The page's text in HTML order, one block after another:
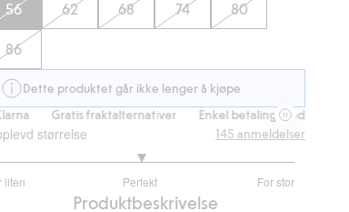
56 62 68 74 80
86
Dette produktet går ikke lenger å kjøpe
Gratis fraktalternativer Enkel betaling med Vipps &
størrelse
liten Perfekt For stor
145 anmeldelser
Produktbeskrivelse